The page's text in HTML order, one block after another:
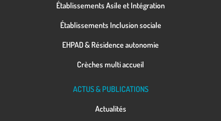
Établissements Asile et Intégration
Établissements Inclusion sociale
EHPAD & Résidence autonomie
Crèches multi accueil
ACTUS & PUBLICATIONS
Actualités